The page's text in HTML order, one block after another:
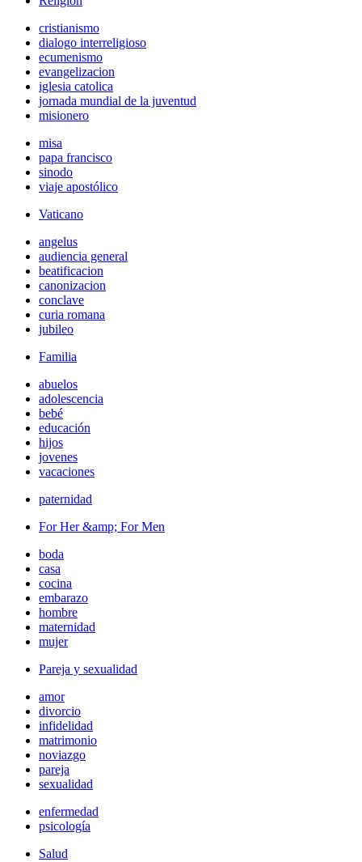
cristianismo
dialogo interreligioso
ecumenismo
evangelizacion
iglesia catolica
jornada mundial de la juventud
misionero
misa
papa francisco
sinodo
viaje apostólico
Vaticano
angelus
audiencia general
beatificacion
canonizacion
conclave
curia romana
jubileo
Familia
abuelos
adolescencia
bebé
educación
hijos
jovenes
vacaciones
paternidad
For Her &amp; For Men
boda
casa
cocina
embarazo
hombre
maternidad
mujer
Pareja y sexualidad
amor
divorcio
infidelidad
matrimonio
noviazgo
pareja
sexualidad
enfermedad
psicología
Salud